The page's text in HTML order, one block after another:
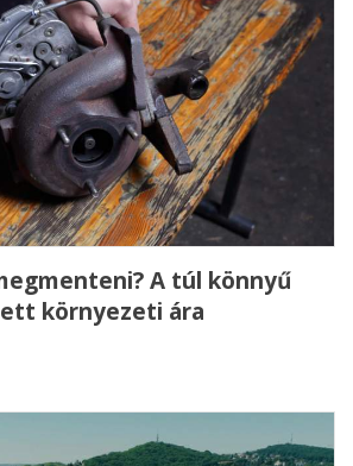
A túl könnyű
környezeti ára